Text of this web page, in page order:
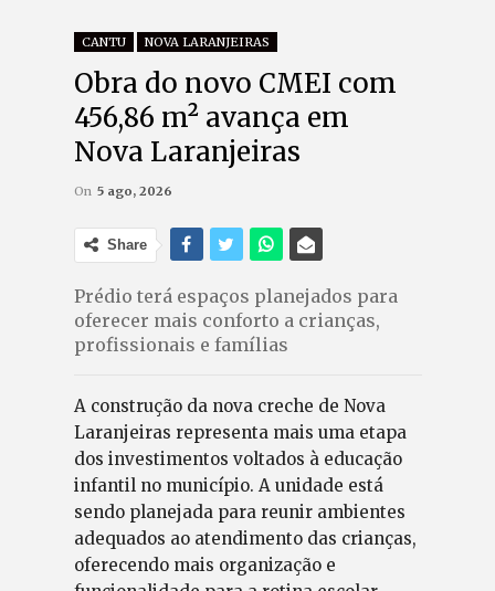
CANTU NOVA LARANJEIRAS
Obra do novo CMEI com
456,86 m² avança em
Nova Laranjeiras
On 5 ago, 2026
Share
Prédio terá espaços planejados para
oferecer mais conforto a crianças,
profissionais e famílias
A construção da nova creche de Nova
Laranjeiras representa mais uma etapa
dos investimentos voltados à educação
infantil no município. A unidade está
sendo planejada para reunir ambientes
adequados ao atendimento das crianças,
oferecendo mais organização e